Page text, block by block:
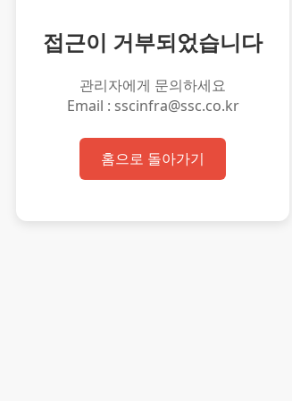
접근이 거부되었습니다
관리자에게 문의하세요
Email : sscinfra@ssc.co.kr
홈으로 돌아가기